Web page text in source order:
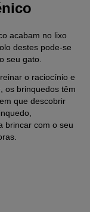
acabam no lixo
destes pode-se
seu gato.
o raciocínio e
os brinquedos têm
que descobrir
brincar com o seu